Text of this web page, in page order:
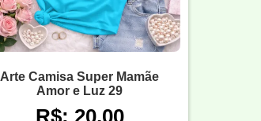
Arte Camisa Super Mamãe
Amor e Luz 29
R$: 20,00